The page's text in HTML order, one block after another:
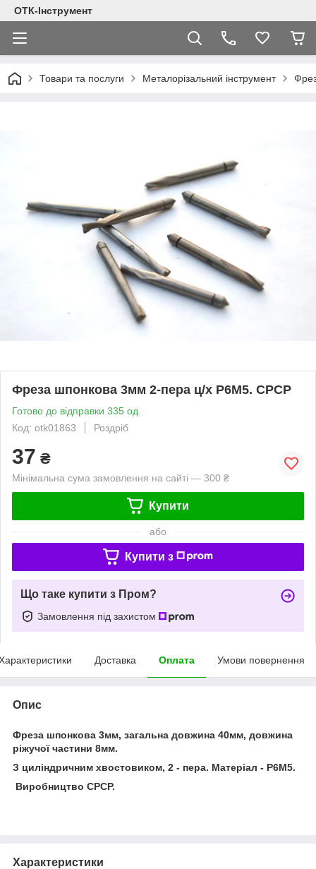
ОТК-Інструмент
Товари та послуги Металорізальний інструмент
Фреза шпонкова 3мм 2-пера ц/х Р6М5. СРСР
Готово до відправки 335 од.
Код: otk01863
Роздріб
37 ₴
Мінімальна сума замовлення на сайті — 300 ₴
Купити
або
Купити з
Що таке купити з Пром?
Замовлення під захистом
Доставка Оплата Умови повернення
Опис
Фреза шпонкова 3мм, загальна довжина 40мм, довжина
ріжучої частини 8мм.
З циліндричним хвостовиком, 2 - пера. Матеріал - Р6М5.
Виробництво СРСР.
Характеристики